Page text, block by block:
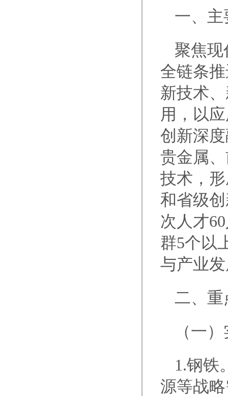
一、
聚焦
全链条
新技术
用，以
创新深
贵金属
技术，
和省级
次人才
群5个以
与产业
二、重
（一
1.钢铁
源等战